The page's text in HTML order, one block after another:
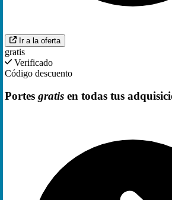
Ir a la oferta
gratis
Verificado
Código descuento
Portes gratis en todas tus